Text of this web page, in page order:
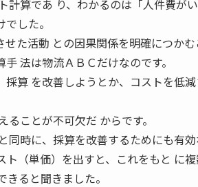
計算であ り、わかるのは「人件費が
した。
た活動 との因果関係を明確につかむ
法は物流ＡＢＣだけなのです。
算 を改善しようとか、コストを低
ことが不可欠だ からです。
時に、採算を改善するためにも有効
ト（単価）を出すと、これをもと に
ると聞きました。